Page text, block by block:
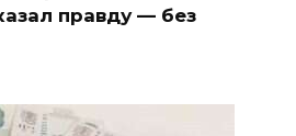
правду — без